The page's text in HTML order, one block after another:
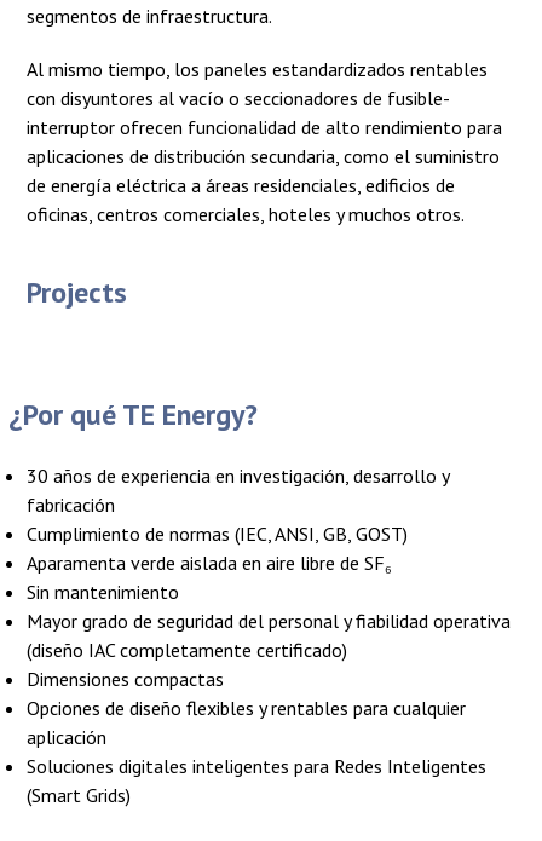
segmentos de infraestructura.
Al mismo tiempo, los paneles estandardizados rentables
con disyuntores al vacío o seccionadores de fusible-
interruptor ofrecen funcionalidad de alto rendimiento para
aplicaciones de distribución secundaria, como el suministro
de energía eléctrica a áreas residenciales, edificios de
oficinas, centros comerciales, hoteles y muchos otros.
Projects
¿Por qué TE Energy?
30 años de experiencia en investigación, desarrollo y
fabricación
Cumplimiento de normas (IEC, ANSI, GB, GOST)
Aparamenta verde aislada en aire libre de SF₆
Sin mantenimiento
Mayor grado de seguridad del personal y fiabilidad operativa
(diseño IAC completamente certificado)
Dimensiones compactas
Opciones de diseño flexibles y rentables para cualquier
aplicación
Soluciones digitales inteligentes para Redes Inteligentes
(Smart Grids)